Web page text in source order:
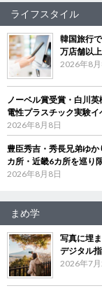
ライフスタイル
韓国旅行
万店舗以
2026年8月
ノーベル賞受賞・白川
電性プラスチック実験
2026年8月8日
豊臣秀吉・秀長兄弟ゆ
カ所・近畿6カ所を巡り
2026年8月8日
まめ学
写真に埋
デジタル指
2026年7